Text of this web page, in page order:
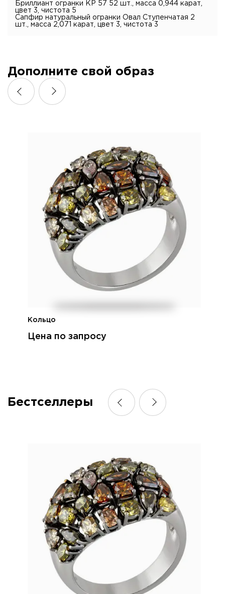
Бриллиант огранки КР 57 52 шт., масса 0,944 карат,
цвет 3, чистота 5
Сапфир натуральный огранки Овал Ступенчатая 2
шт., масса 2,071 карат, цвет 3, чистота 3
Дополните свой образ
Кольцо
Цена по запросу
Бестселлеры